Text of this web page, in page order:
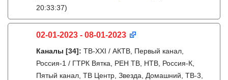
20:33:37)
02-01-2023 - 08-01-2023
Каналы [34]: ТВ-XXI / АКТВ, Первый канал,
Россия-1 / ГТРК Вятка, РЕН ТВ, НТВ, Россия-К,
Пятый канал, ТВ Центр, Звезда, Домашний, ТВ-3,